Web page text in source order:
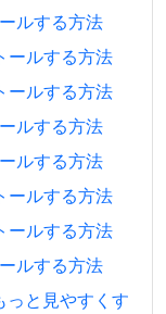
ルする方法
ールする方法
ールする方法
ルする方法
ルする方法
ールする方法
ールする方法
ルする方法
と見やすくす